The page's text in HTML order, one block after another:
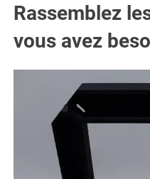
Rassemblez
vous avez